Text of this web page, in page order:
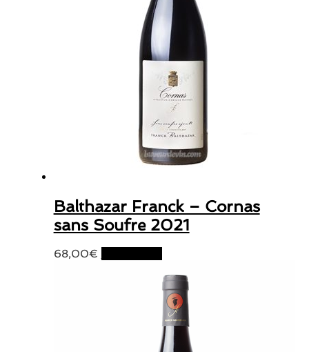
Balthazar Franck – Cornas
sans Soufre 2021
68,00€